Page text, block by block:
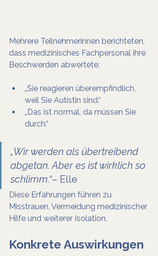
Mehrere Teilnehmerinnen berichteten,
dass medizinisches Fachpersonal ihre
Beschwerden abwertete:
„Sie reagieren überempfindlich,
weil Sie Autistin sind.“
„Das ist normal, da müssen Sie
durch.“
„Wir werden als übertreibend
abgetan. Aber es ist wirklich so
schlimm.“– Elle
Diese Erfahrungen führen zu
Misstrauen, Vermeidung medizinischer
Hilfe und weiterer Isolation.
Konkrete Auswirkungen